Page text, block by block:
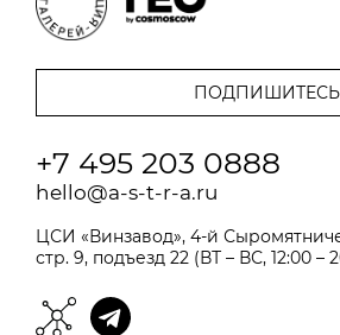
+7 495 203 0888
hello@a-s-t-r-a.ru
ЦСИ «Винзавод», 4-й
стр. 9, подъезд 22 (ВТ – ВС, 12:00 –